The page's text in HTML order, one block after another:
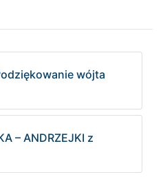
wójta
– ANDRZEJKI z